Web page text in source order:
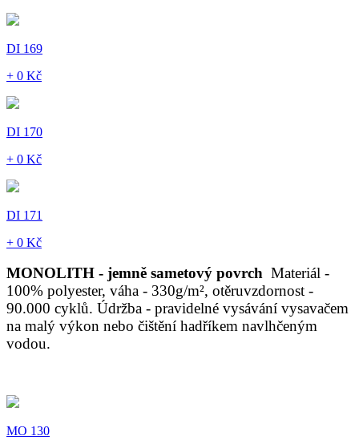
DI 169
+ 0 Kč
DI 170
+ 0 Kč
DI 171
+ 0 Kč
MONOLITH - jemně sametový povrch Materiál -
100% polyester, váha - 330g/m², otěruvzdornost -
90.000 cyklů. Údržba - pravidelné vysávání vysavačem
na malý výkon nebo čištění hadříkem navlhčeným
vodou.
MO 130